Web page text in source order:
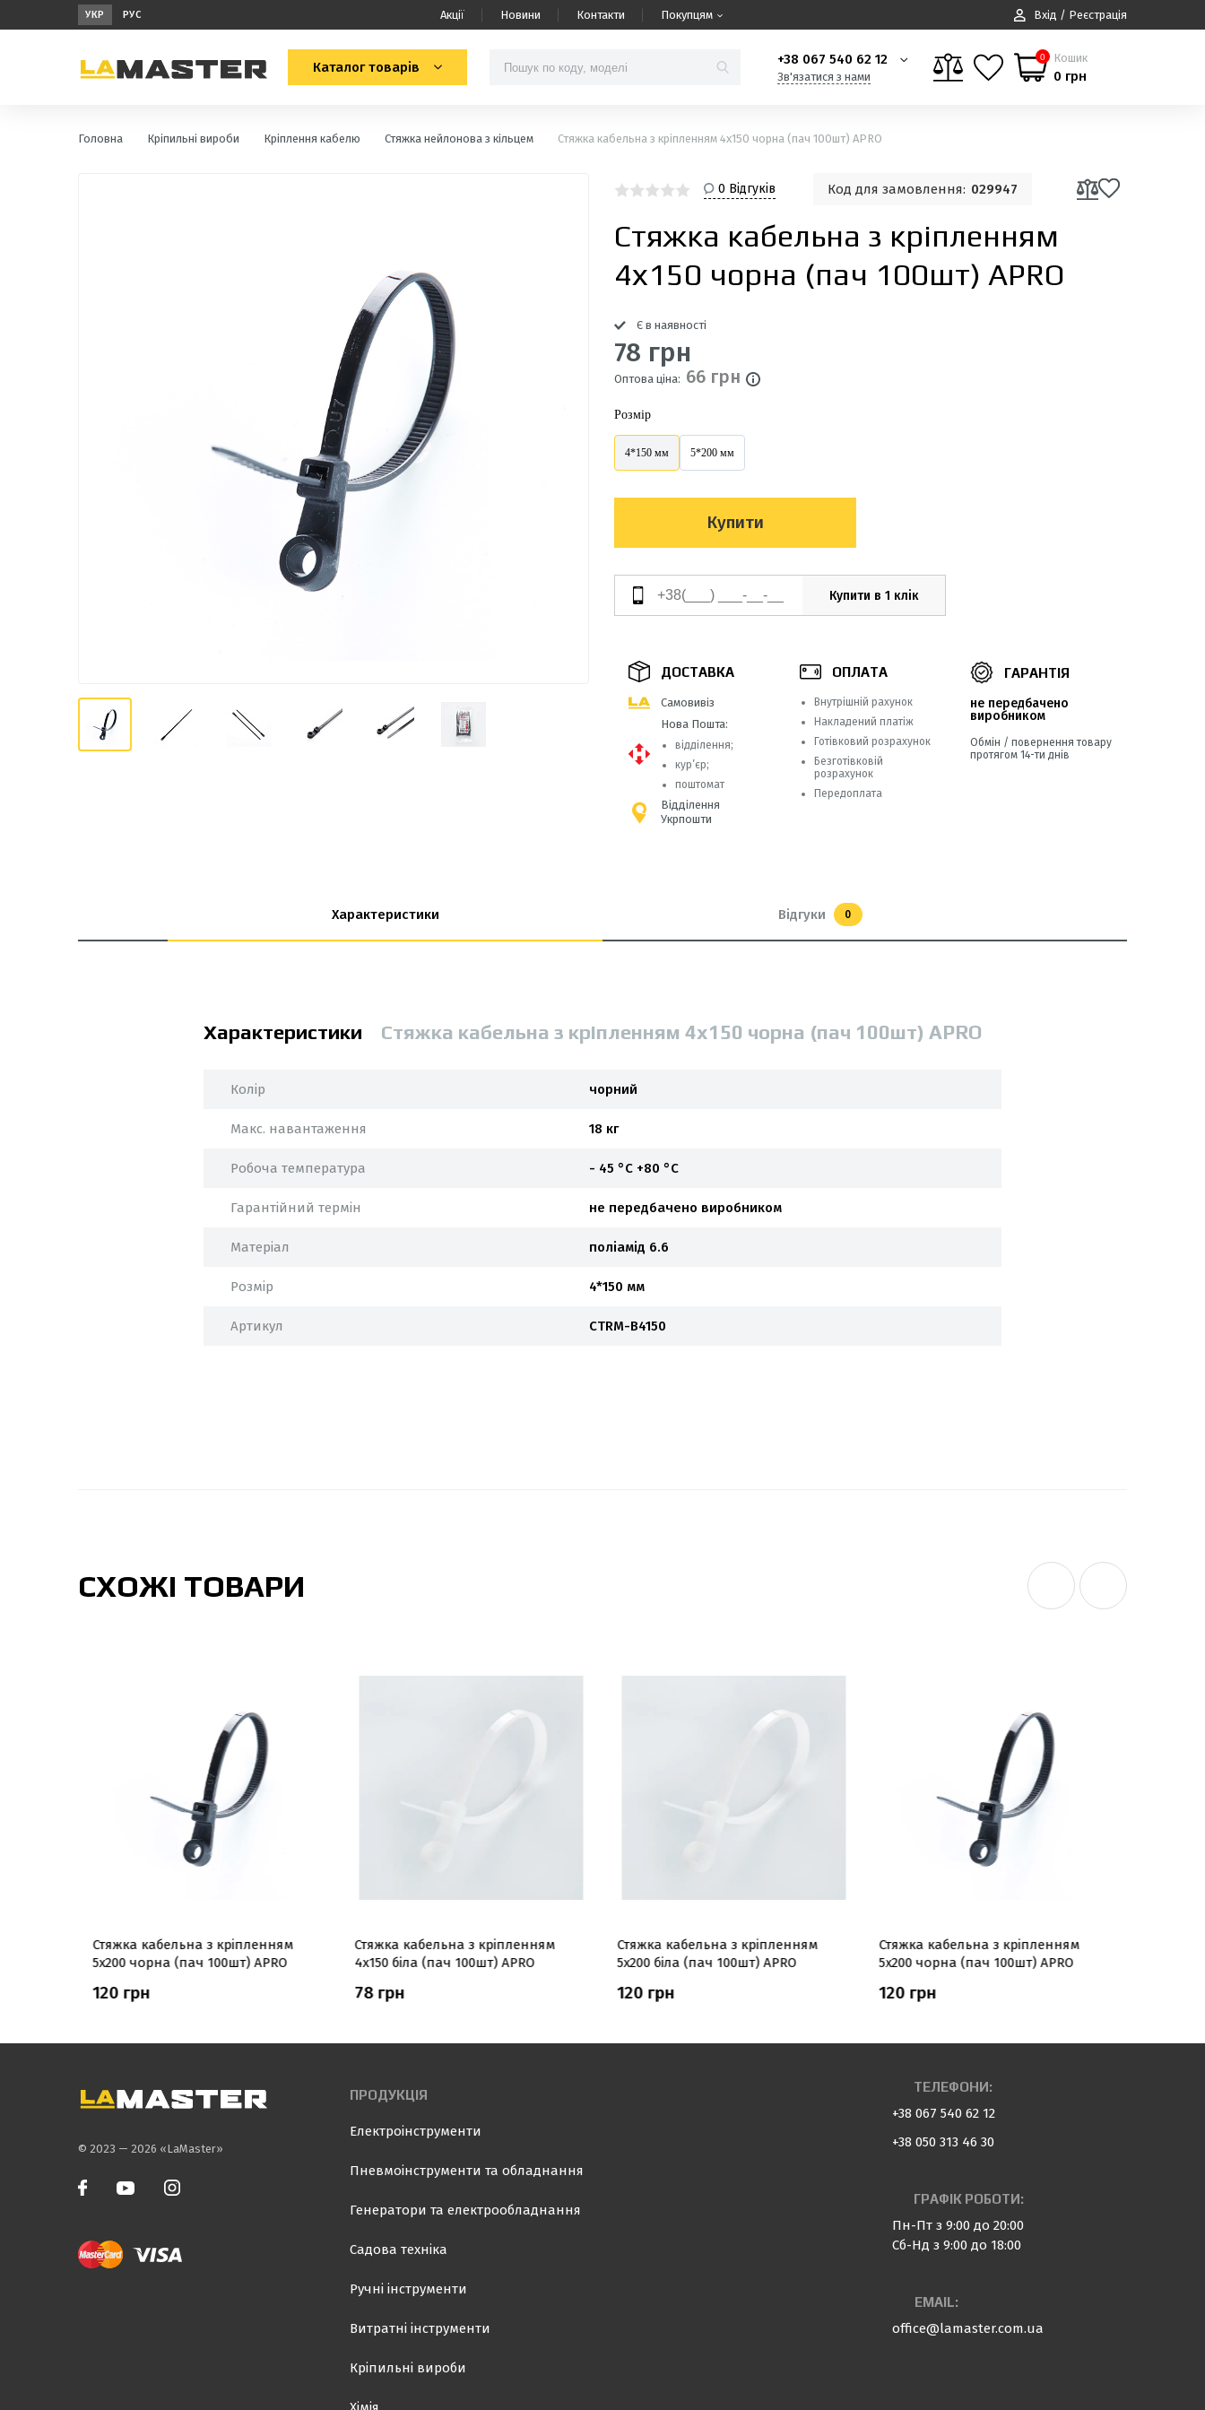
УКР РУС Акції Новини Контакти Покупцям Вхід / Реєстрація
Каталог товарів
+38 067 540 62 12
Зв'язатися з нами
0 Кошик
0 грн
Головна Кріпильні вироби Кріплення кабелю Стяжка нейлонова з кільцем Стяжка кабельна з кріпленням 4х150 чорна (пач 100шт) APRO
0 Відгуків Код для замовлення: 029947
Стяжка кабельна з кріпленням
4х150 чорна (пач 100шт) APRO
Є в наявності
78 грн
Оптова ціна: 66 грн
Розмір
4*150 мм 5*200 мм
Купити
Купити в 1 клік
ДОСТАВКА
Самовивіз
Нова Пошта:
відділення;
кур’єр;
поштомат
Відділення
Укрпошти
ОПЛАТА
Внутрішній рахунок
Накладений платіж
Готівковий розрахунок
Безготівковій
розрахунок
Передоплата
ГАРАНТІЯ
не передбачено
виробником
Обмін / повернення товару
протягом 14-ти днів
Характеристики Відгуки 0
Характеристики Стяжка кабельна з кріпленням 4х150 чорна (пач 100шт) APRO
Колір чорний
Макс. навантаження 18 кг
Робоча температура - 45 °С +80 °С
Гарантійний термін не передбачено виробником
Матеріал поліамід 6.6
Розмір 4*150 мм
Артикул CTRM-B4150
СХОЖІ ТОВАРИ
Стяжка кабельна з кріпленням
5x200 чорна (пач 100шт) APRO
120 грн
Стяжка кабельна з кріпленням
4х150 біла (пач 100шт) APRO
78 грн
Стяжка кабельна з кріпленням
5x200 біла (пач 100шт) APRO
120 грн
Стяжка кабельна з кріпленням
5x200 чорна (пач 100шт) APRO
120 грн
© 2023 — 2026 «LaMaster»
ПРОДУКЦІЯ
Електроінструменти
Пневмоінструменти та обладнання
Генератори та електрообладнання
Садова техніка
Ручні інструменти
Витратні інструменти
Кріпильні вироби
ТЕЛЕФОНИ:
+38 067 540 62 12
+38 050 313 46 30
ГРАФІК РОБОТИ:
Пн-Пт з 9:00 до 20:00
Сб-Нд з 9:00 до 18:00
EMAIL:
office@lamaster.com.ua